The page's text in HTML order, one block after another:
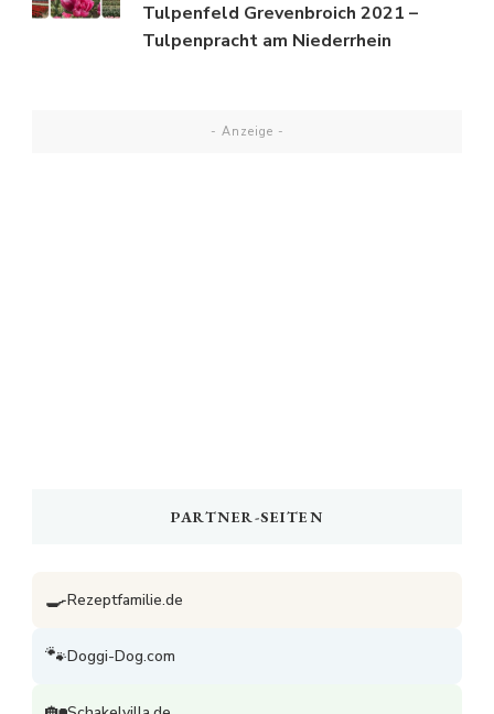
Tulpenfeld Grevenbroich 2021 –
Tulpenpracht am Niederrhein
- Anzeige -
PARTNER-SEITEN
🍳Rezeptfamilie.de
🐾Doggi-Dog.com